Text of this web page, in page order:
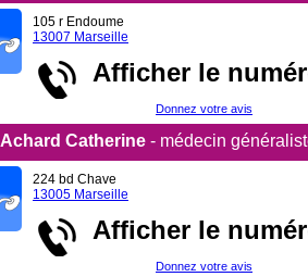
105 r Endoume
13007 Marseille
Afficher le
Donnez votre avis
Achard Catherine - médecin
224 bd Chave
13005 Marseille
Afficher le
Donnez votre avis